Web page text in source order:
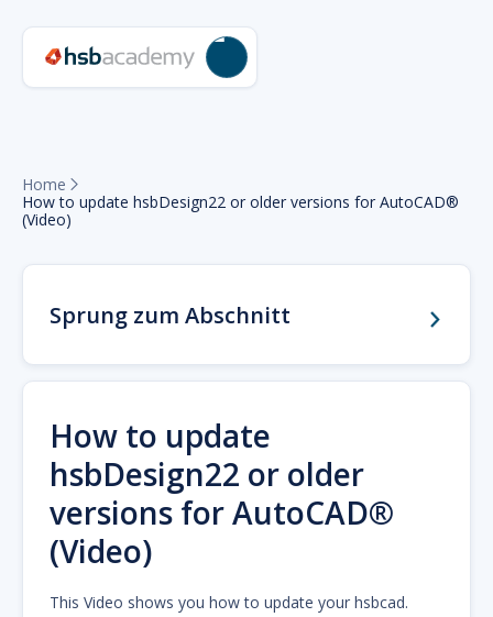
Home 
How to update hsbDesign22 or older versions for AutoCAD®
(Video)
Sprung zum Abschnitt
How to update
hsbDesign22 or older
versions for AutoCAD®
(Video)
This Video shows you how to update your hsbcad.